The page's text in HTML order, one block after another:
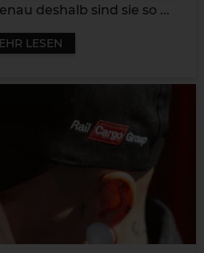
deshalb sind sie so ...
LESEN